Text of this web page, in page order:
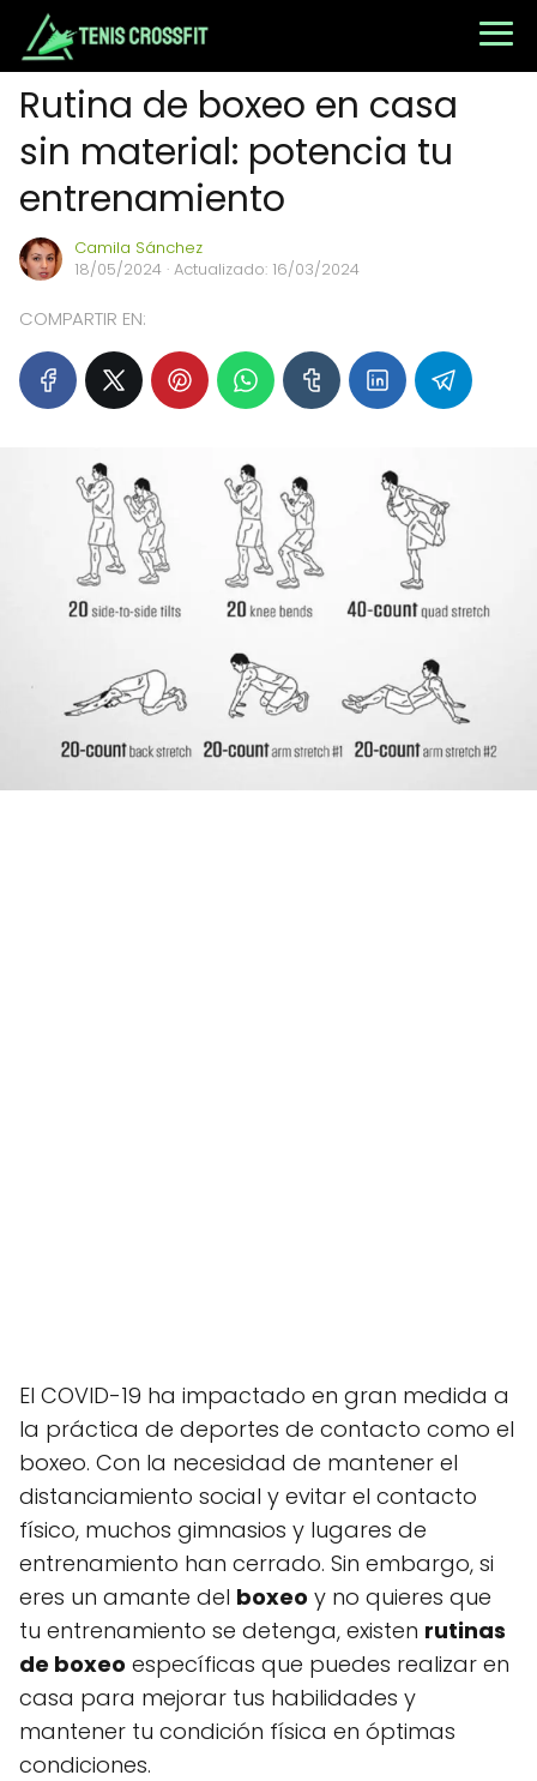
Rutina de boxeo en casa
sin material: potencia tu
entrenamiento
Camila Sánchez
18/05/2024 · Actualizado: 16/03/2024
COMPARTIR EN:
El COVID-19 ha impactado en gran medida a
la práctica de deportes de contacto como el
boxeo. Con la necesidad de mantener el
distanciamiento social y evitar el contacto
físico, muchos gimnasios y lugares de
entrenamiento han cerrado. Sin embargo, si
eres un amante del boxeo y no quieres que
tu entrenamiento se detenga, existen rutinas
de boxeo específicas que puedes realizar en
casa para mejorar tus habilidades y
mantener tu condición física en óptimas
condiciones.